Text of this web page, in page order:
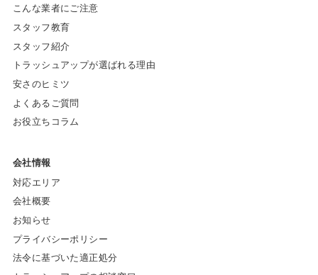
こんな業者にご注意
スタッフ教育
スタッフ紹介
トラッシュアップが選ばれる理由
安さのヒミツ
よくあるご質問
お役立ちコラム
会社情報
対応エリア
会社概要
お知らせ
プライバシーポリシー
法令に基づいた適正処分